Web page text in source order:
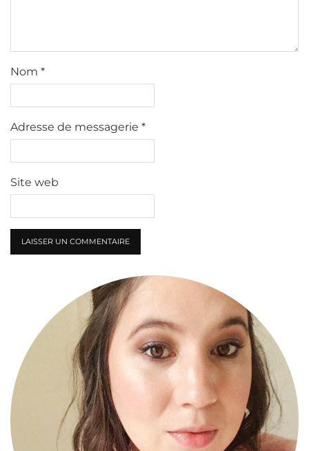
Nom *
Adresse de messagerie *
Site web